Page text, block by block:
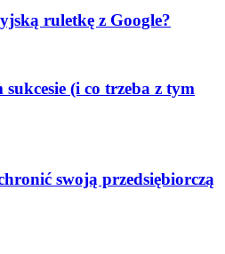
ruletkę z Google?
(i co trzeba z tym
swoją przedsiębiorczą